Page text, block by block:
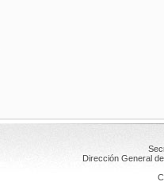
Dirección General